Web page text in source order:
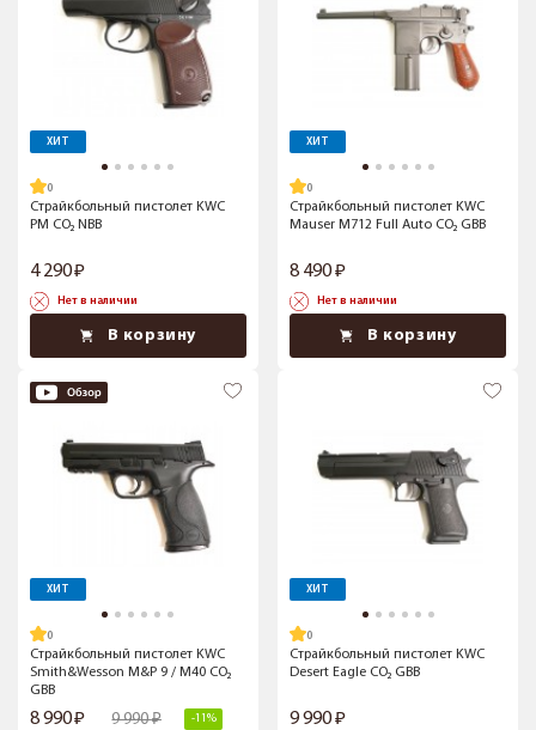
ХИТ
Страйкбольный пистолет KWC
PM CO₂ NBB
4 290
Нет в наличии
В корзину
ХИТ
Страйкбольный пистолет KWC
Mauser M712 Full Auto CO₂ GBB
8 490
Нет в наличии
В корзину
ХИТ
Страйкбольный пистолет KWC
Smith&Wesson M&P 9 / M40 CO₂
GBB
8 990 9 990 -11%
ХИТ
Страйкбольный пистолет KWC
Desert Eagle CO₂ GBB
9 990